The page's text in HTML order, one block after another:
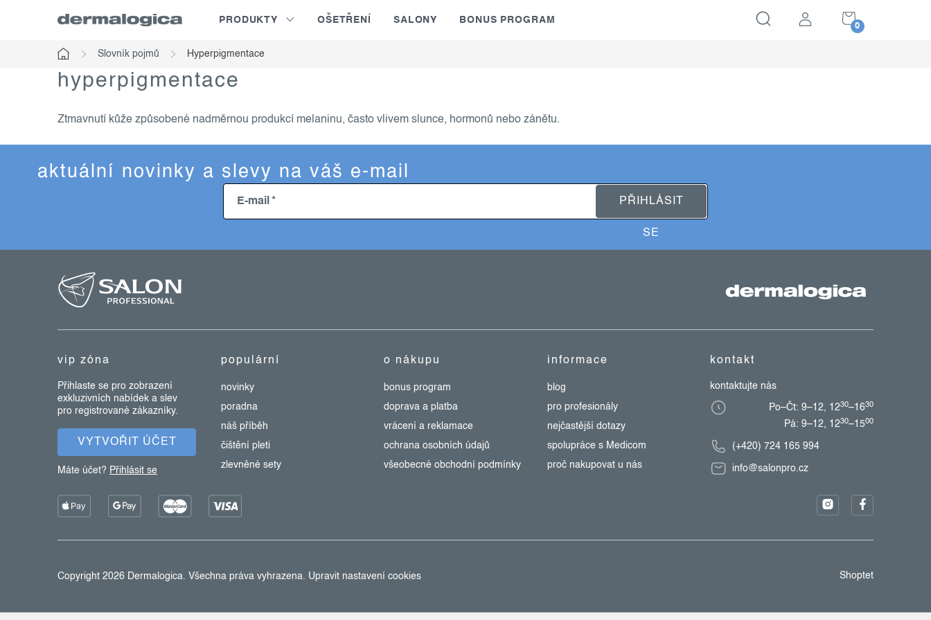
NÁKUPNÍ
KOŠÍK
PRODUKTY OŠETŘENÍ SALONY BONUS PROGRAM
Slovník pojmů Hyperpigmentace
hyperpigmentace
Ztmavnutí kůže způsobené nadměrnou produkcí melaninu, často vlivem slunce, hormonů nebo zánětu.
aktuální novinky a slevy na váš e-mail
E-mail PŘIHLÁSIT
SE
vip zóna
Přihlaste se pro zobrazení
exkluzivních nabídek a slev
pro registrované zákazníky.
VYTVOŘIT ÚČET
Máte účet? Přihlásit se
populární
novinky
poradna
náš příběh
čištění pleti
zlevněné sety
o nákupu
bonus program
doprava a platba
vrácení a reklamace
ochrana osobních údajů
všeobecné obchodní podmínky
informace
blog
pro profesionály
nejčastější dotazy
spolupráce s Medicom
proč nakupovat u nás
kontakt
kontaktujte nás
Po–Čt: 9–12, 1230–1630
Pá: 9–12, 1230–1500
(+420) 724 165 994
info@salonpro.cz
Copyright 2026 Dermalogica. Všechna práva vyhrazena. Upravit nastavení cookies